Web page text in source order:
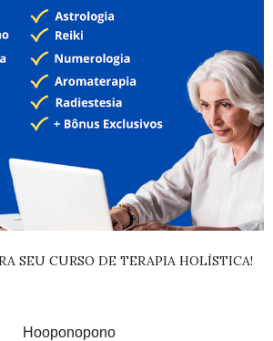
SEU CURSO DE TERAPIA HOLÍSTICA!
Hooponopono